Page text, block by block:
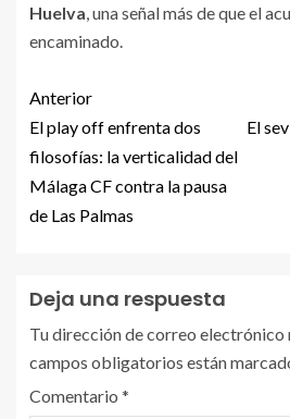
Huelva, una señal más de que el
encaminado.
Anterior
El play off enfrenta dos
filosofías: la verticalidad del
Málaga CF contra la pausa
de Las Palmas
El
Deja una respuesta
Tu dirección de correo electrónico
campos obligatorios están
Comentario *